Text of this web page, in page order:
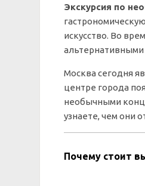
Экскурсия по
искусство. Во
альтернативными
Москва сегодня
центре города
необычными
узнаете, чем они
Почему стоит